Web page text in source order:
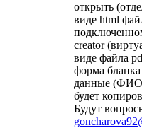
открыть
виде html
creator
виде файла
форма бланка
данные
будет
Будут